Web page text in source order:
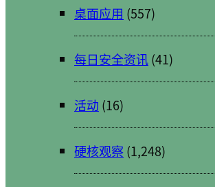
桌面应用 (557)
每日安全资讯(41)
活动 (16)
硬核观察 (1,248)